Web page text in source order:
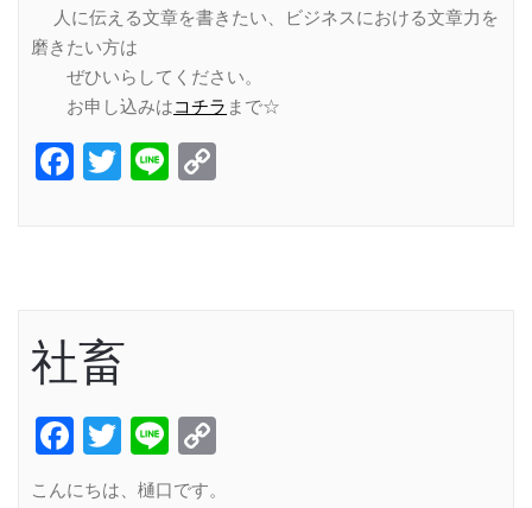
人に伝える文章を書きたい、ビジネスにおける文章力を
磨きたい方は
ぜひいらしてください。
お申し込みはコチラ まで☆
Facebook
Twitter
Line
社畜
Facebook
Twitter
Line
こんにちは、樋口です。